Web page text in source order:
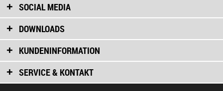
SOCIAL MEDIA
DOWNLOADS
KUNDENINFORMATION
SERVICE & KONTAKT